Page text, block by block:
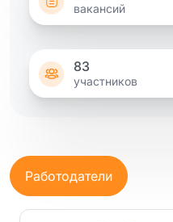
вакансий
83
участников
Работодатели